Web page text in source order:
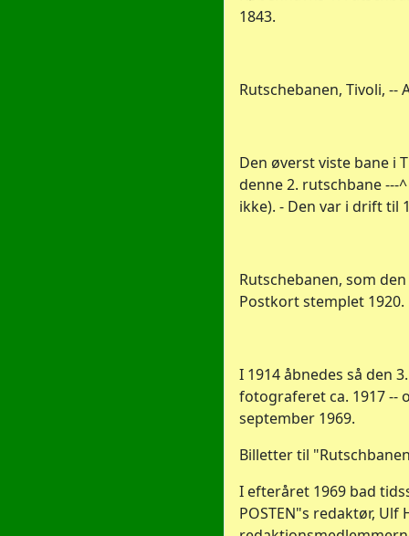
1843.
Rutschebanen, Tivoli, --
Den øverst viste bane i
denne 2. rutschbane ---
ikke). - Den var i drift til
Rutschebanen, som den
Postkort stemplet 1920.
I 1914 åbnedes så den
fotograferet ca. 1917 --
september 1969.
Billetter til
I efteråret 1969 bad
POSTEN"s redaktør, Ulf